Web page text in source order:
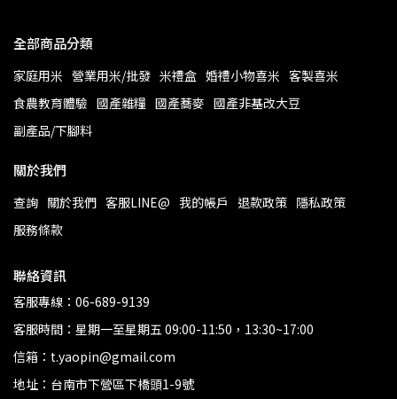
全部商品分類
家庭用米 營業用米/批發 米禮盒 婚禮小物喜米 客製喜米
食農教育體驗 國產雜糧 國產蕎麥 國產非基改大豆
副產品/下腳料
關於我們
查詢 關於我們 客服LINE@ 我的帳戶 退款政策 隱私政策
服務條款
聯絡資訊
客服專線：06-689-9139
客服時間：星期一至星期五 09:00-11:50，13:30~17:00
信箱：t.yaopin@gmail.com
地址：台南市下營區下橋頭1-9號